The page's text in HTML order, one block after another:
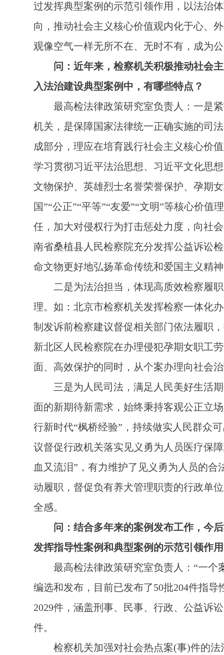
过发挥典型案例的示范引领作用，以法治
向，推动社会主义核心价值观内化于心、
观像空气一样无所不在、无时不有，成为
问：近年来，检察机关积极推动社会
入法治建设典型案例中，有哪些特点？
最高检法律政策研究室负责人：一是紧
机关，是保障国家法律统一正确实施的司
成部分，理应在培育践行社会主义核心价
学习贯彻习近平法治思想、习近平文化思
文物保护、英雄烈士名誉荣誉保护、孕期
国”“公正”“平等”“友爱”“文明”等核心价
任，加大对侵权行为打击惩处力度，向社
南省桑植县人民检察院充分发挥公益诉讼
命文物更好地弘扬革命传统和爱国主义精
二是为法治担当，体现高质效检察履职
理。如：北京市检察机关发挥检察一体化
制发诉前检察建议督促相关部门依法履职
新北区人民检察院在办理侵犯孕期女职工
面、高效保护的同时，从个案办理向社会
三是为人民司法，满足人民美好生活期
面的新期待新需求，始终秉持客观公正立
行新时代“枫桥经验”，持续做实人民群众
议督促行政机关落实见义勇为人员医疗保
血又流泪”，有力维护了见义勇为人员的
动履职，督促负有养犬管理职责的行政单
全感。
问：结合多年来的案例发布工作，今
发挥指导性案例和典型案例的示范引领作
最高检法律政策研究室负责人：“一个
编选和发布，目前已发布了50批204件指
2029件，涵盖刑事、民事、行政、公益诉
件。
检察机关加强对社会热点案(事)件的法